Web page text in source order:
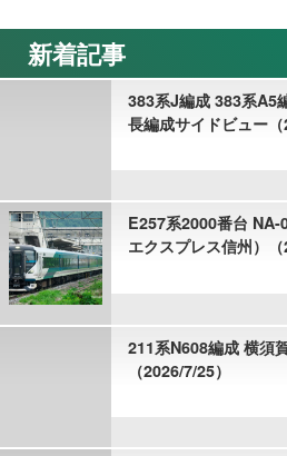
新着記事
383系J編成 383系A5
長編成サイドビュー（
E257系2000番台 NA-
エクスプレス信州）（
211系N608編成 横須
（2026/7/25）